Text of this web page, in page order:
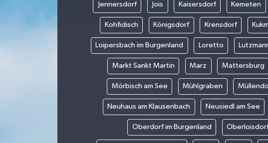
Jennersdorf Jois Kaisersdorf Kemeten
Kohfidisch Königsdorf Krensdorf
Loipersbach im Burgenland Loretto
Markt Sankt Martin Marz Mattersburg
Mörbisch am See Mühlgraben
Neuhaus am Klausenbach Neusiedl am See
Oberdorf im Burgenland